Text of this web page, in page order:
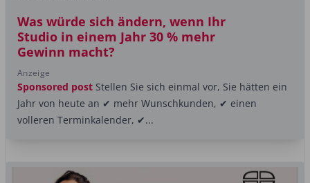
Was würde sich ändern, wenn Ihr
Studio in einem Jahr 30 % mehr
Gewinn macht?
Anzeige
Sponsored post Stellen Sie sich einmal vor, Sie hätten ein
Jahr von heute an ✔ mehr Wunschkunden, ✔ einen
volleren Terminkalender, ✔...